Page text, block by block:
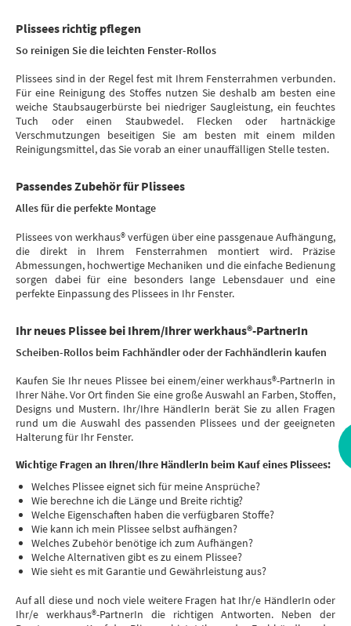
Plissees richtig pflegen
So reinigen Sie die leichten Fenster-Rollos
Plissees sind in der Regel fest mit Ihrem Fensterrahmen verbunden.
Für eine Reinigung des Stoffes nutzen Sie deshalb am besten eine
weiche Staubsaugerbürste bei niedriger Saugleistung, ein feuchtes
Tuch oder einen Staubwedel. Flecken oder hartnäckige
Verschmutzungen beseitigen Sie am besten mit einem milden
Reinigungsmittel, das Sie vorab an einer unauffälligen Stelle testen.
Passendes Zubehör für Plissees
Alles für die perfekte Montage
Plissees von werkhaus® verfügen über eine passgenaue Aufhängung,
die direkt in Ihrem Fensterrahmen montiert wird. Präzise
Abmessungen, hochwertige Mechaniken und die einfache Bedienung
sorgen dabei für eine besonders lange Lebensdauer und eine
perfekte Einpassung des Plissees in Ihr Fenster.
Ihr neues Plissee bei Ihrem/Ihrer werkhaus®-PartnerIn
Scheiben-Rollos beim Fachhändler oder der Fachhändlerin kaufen
Kaufen Sie Ihr neues Plissee bei einem/einer werkhaus®-PartnerIn in
Ihrer Nähe. Vor Ort finden Sie eine große Auswahl an Farben, Stoffen,
Designs und Mustern. Ihr/Ihre HändlerIn berät Sie zu allen Fragen
rund um die Auswahl des passenden Plissees und der geeigneten
Halterung für Ihr Fenster.
Wichtige Fragen an Ihren/Ihre HändlerIn beim Kauf eines Plissees:
Welches Plissee eignet sich für meine Ansprüche?
Wie berechne ich die Länge und Breite richtig?
Welche Eigenschaften haben die verfügbaren Stoffe?
Wie kann ich mein Plissee selbst aufhängen?
Welches Zubehör benötige ich zum Aufhängen?
Welche Alternativen gibt es zu einem Plissee?
Wie sieht es mit Garantie und Gewährleistung aus?
Auf all diese und noch viele weitere Fragen hat Ihr/e HändlerIn oder
Ihr/e werkhaus®-PartnerIn die richtigen Antworten. Neben der